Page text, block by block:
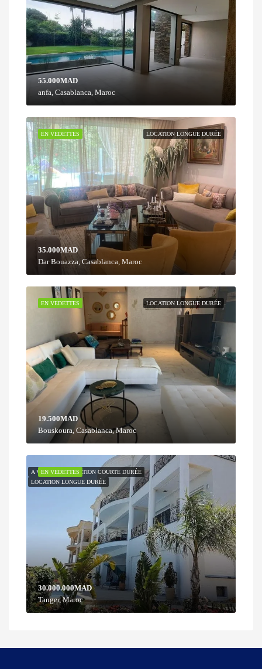
55.000MAD
anfa, Casablanca, Maroc
LOCATION LONGUE DURÉE
EN VEDETTES
35.000MAD
Dar Bouazza, Casablanca, Maroc
LOCATION LONGUE DURÉE
EN VEDETTES
19.500MAD
Bouskoura, Casablanca, Maroc
A VENDRE
LOCATION COURTE DURÉE
LOCATION LONGUE DURÉE
EN VEDETTES
30.000.000MAD
Tanger, Maroc